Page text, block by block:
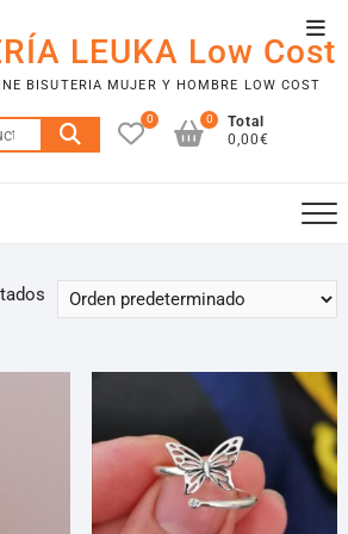
de
la
LEUKA Low Cost
BISUTERIA MUJER Y HOMBRE LOW COST
Buscar
por:
0
Total
0,00€
0